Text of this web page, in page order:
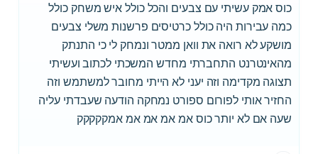
כוס אמק עשיתי עם צבעים והכל כולל איש משחק כולל
כמה עבירות היה כולל כרטיסים פרשנות משלי צבעים
מושקע לא רואה את וואן ממטר ונמחק לי כי התנתק
מהאינטרנט התחברתי מחדש המשכתי לכתוב ועשיתי
תצוגה מקדימה וזה יעני לא הייתי מחובר למשתמש וזה
החזיר אותי לפורום ספורט נמחקה הודעה שעבדתי עליה
שעה אם לא יותר כוס אמ אמ אמ אמ אמקקקקק